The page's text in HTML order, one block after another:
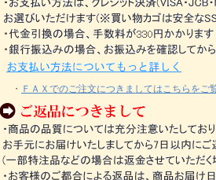
・ ＦＡＸでのご注文につきましてはこちらをご